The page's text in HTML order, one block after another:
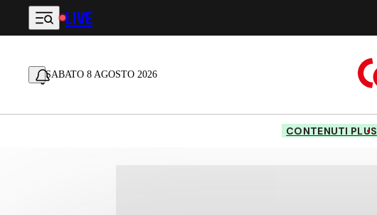
Vai al contenuto principale
LIVE
SABATO 8 AGOSTO 2026
CONTENUTI PLUS